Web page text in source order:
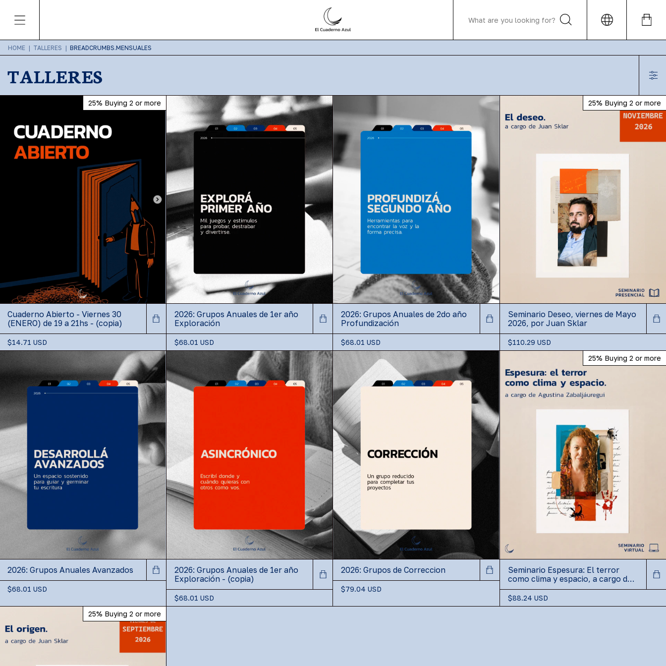
HOME | TALLERES | BREADCRUMBS.MENSUALES
TALLERES
25% Buying 2 or more
Cuaderno Abierto - Viernes 30
(ENERO) de 19 a 21hs - (copia)
$14.71 USD
2026: Grupos Anuales de 1er año
Exploración
$68.01 USD
2026: Grupos Anuales de 2do año
Profundización
$68.01 USD
25% Buying 2 or more
Seminario Deseo, viernes de Mayo
2026, por Juan Sklar
$110.29 USD
2026: Grupos Anuales Avanzados
$68.01 USD
2026: Grupos Anuales de 1er año
Exploración - (copia)
$68.01 USD
2026: Grupos de Correccion
$79.04 USD
25% Buying 2 or more
Seminario Espesura: El terror
como clima y espacio, a cargo de
Agustina Zabaljáuregui - Jueves
de octubre - (copia)
$88.24 USD
25% Buying 2 or more